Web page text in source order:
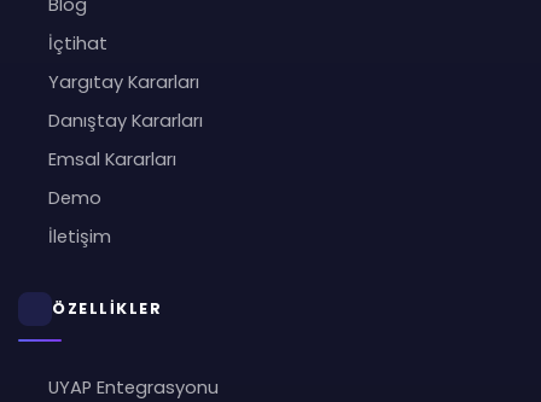
Blog
İçtihat
Yargıtay Kararları
Danıştay Kararları
Emsal Kararları
Demo
İletişim
ÖZELLİKLER
UYAP Entegrasyonu